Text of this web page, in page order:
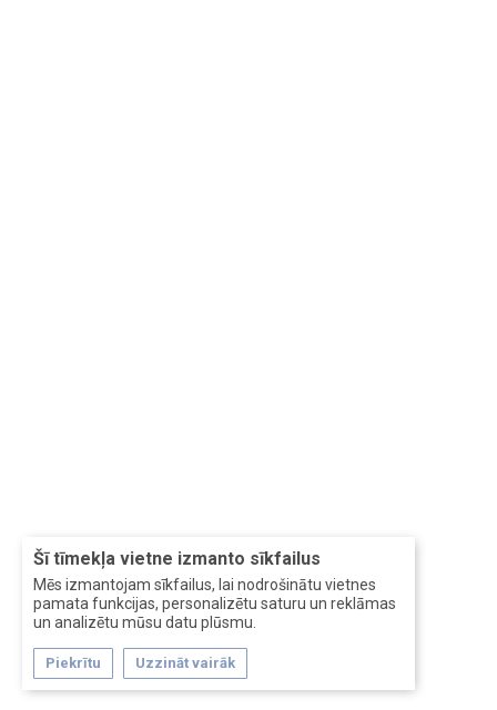
Šī tīmekļa vietne izmanto sīkfailus
Mēs izmantojam sīkfailus, lai nodrošinātu vietnes
pamata funkcijas, personalizētu saturu un reklāmas
un analizētu mūsu datu plūsmu.
Piekrītu Uzzināt vairāk